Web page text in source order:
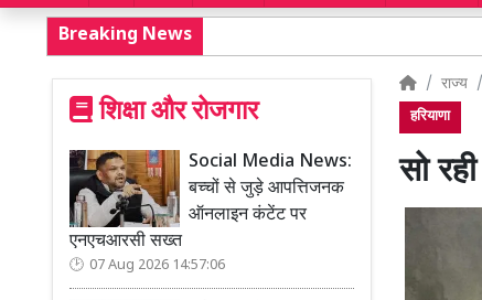
Breaking News
शिक्षा और रोजगार
Social Media News:
बच्चों से जुड़े आपत्तिजनक
ऑनलाइन कंटेंट पर
एनएचआरसी सख्त
07 Aug 2026 14:57:06
राज्य
हरियाणा
सो